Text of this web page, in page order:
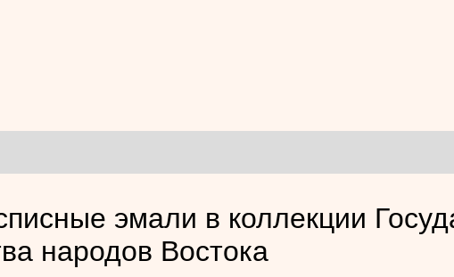
эмали в коллекции
народов Востока